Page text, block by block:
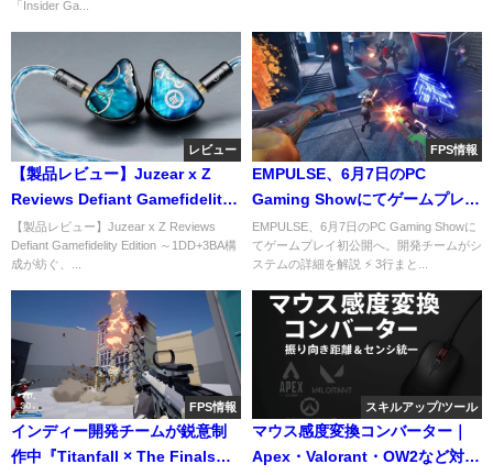
「Insider Ga...
レビュー
【製品レビュー】Juzear x Z
Reviews Defiant Gamefidelity
Edition ゲーミングイヤホン IEM
【製品レビュー】Juzear x Z Reviews
Defiant Gamefidelity Edition ～1DD+3BA構
成が紡ぐ、...
FPS情報
EMPULSE、6月7日のPC
Gaming Showにてゲームプレイ
初公開へ。開発チームがシステ
ムの詳細を解説
EMPULSE、6月7日のPC Gaming Showに
てゲームプレイ初公開へ。開発チームがシ
ステムの詳細を解説 ⚡ 3行まと...
FPS情報
インディー開発チームが鋭意制
作中『Titanfall × The Finals』
スキルアップ/ツール
マウス感度変換コンバーター｜
Apex・Valorant・OW2など対応